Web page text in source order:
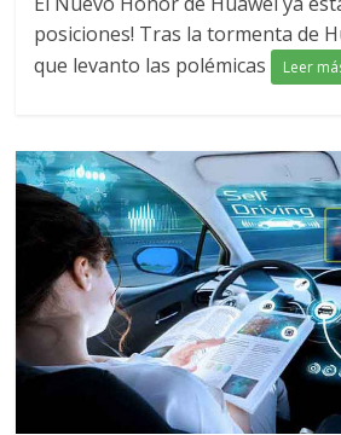
posiciones! Tras la tormenta de
que levanto las polémicas
Leer